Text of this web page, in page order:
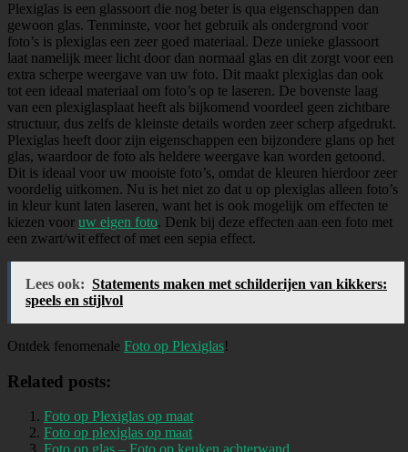
Plexiglas is een glassoort die nog beter is qua eigenschappen dan
gewoon glas. Tenminste, voor het gebruik als ondergrond voor
foto’s is plexiglas een zeer goed materiaal. Deze unieke glassoort
laat namelijk meer licht door dan normaal glas en dit zorgt voor een
extra scherpe weergave van uw foto. Dit maakt plexiglas dan ook
tot een ideaal materiaal om foto’s op te laseren. De bovenste laag
van een plexiglasplaat heeft als bijkomend voordeel geen zichtbare
structuur, dus zelfs de kleinste details worden zeer scherp afgedrukt.
Plexiglas heeft door zijn eigenschappen een bijzondere glans op het
glas, waardoor de foto als heldere weergave kan worden getoond.
Dit is ideaal voor uw mooiste foto’s, omdat de kleuren hierdoor zeer
voordelig uitkomen. Nu is het niet zo dat u op plexiglas alleen foto’s
in kleur kunt laten laseren, want het is ook mogelijk om effecten te
kiezen voor uw eigen foto. Denk bij deze effecten aan een foto met
een zwart/wit effect of met een sepia effect.
Lees ook: Statements maken met schilderijen van kikkers:
speels en stijlvol
Ontdek fenomenale Foto op Plexiglas!
Related posts:
Foto op Plexiglas op maat
Foto op plexiglas op maat